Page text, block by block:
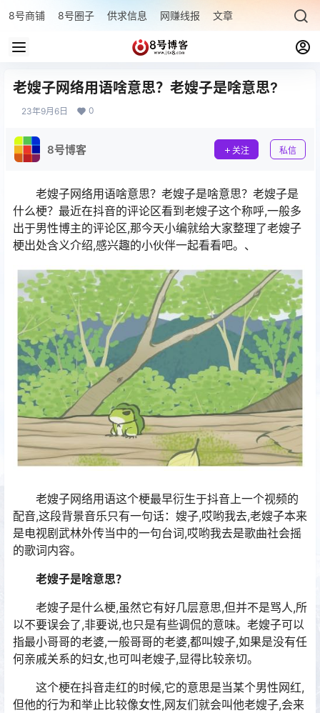
8号商铺 8号圈子 供求信息 网赚线报 文章专题 最新文章
老嫂子网络用语啥意思？老嫂子是啥意思?
23年9月6日 0
8号博客 关注 私信
老嫂子网络用语啥意思？老嫂子是啥意思？老嫂子是
什么梗？最近在抖音的评论区看到老嫂子这个称呼,一般多
出于男性博主的评论区,那今天小编就给大家整理了老嫂子
梗出处含义介绍,感兴趣的小伙伴一起看看吧。、
老嫂子网络用语这个梗最早衍生于抖音上一个视频的
配音,这段背景音乐只有一句话：嫂子,哎哟我去,老嫂子本来
是电视剧武林外传当中的一句台词,哎哟我去是歌曲社会摇
的歌词内容。
老嫂子是啥意思？
老嫂子是什么梗,虽然它有好几层意思,但并不是骂人,所
以不要误会了,非要说,也只是有些调侃的意味。老嫂子可以
指最小哥哥的老婆,一般哥哥的老婆,都叫嫂子,如果是没有任
何亲戚关系的妇女,也可叫老嫂子,显得比较亲切。
这个梗在抖音走红的时候,它的意思是当某个男性网红,
但他的行为和举止比较像女性,网友们就会叫他老嫂子,会来